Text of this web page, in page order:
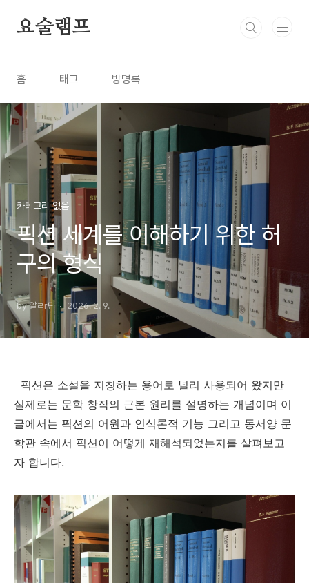
요술램프
홈 태그 방명록
카테고리 없음
픽션 세계를 이해하기 위한 허
구의 형식
by 알ㄹr딘 2026. 2. 9.
픽션은 소설을 지칭하는 용어로 널리 사용되어 왔지만
실제로는 문학 창작의 근본 원리를 설명하는 개념이며 이
글에서는 픽션의 어원과 인식론적 기능 그리고 동서양 문
학관 속에서 픽션이 어떻게 재해석되었는지를 살펴보고
자 합니다.